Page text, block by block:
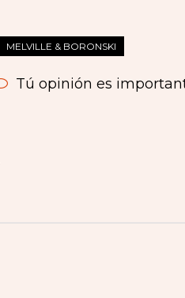
MELVILLE & BORONSKI
Tú opinión es